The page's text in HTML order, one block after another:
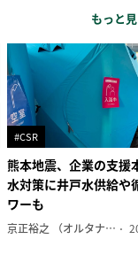
もっと
#CSR
熊本地震、企業の支援
水対策に井戸水供給や
ワーも
京正裕之 （オルタナ副編集長）